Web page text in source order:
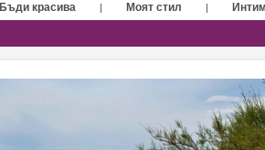
Бъди красива | Моят стил |